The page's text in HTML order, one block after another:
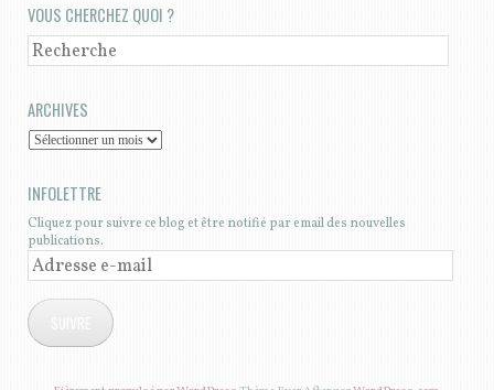
VOUS CHERCHEZ QUOI ?
RECHERCHE
ARCHIVES
A
C
H
E
INFOLETTRE
Cliquez pour suivre ce blog et être notifié par email des nouvelles
publications.
R